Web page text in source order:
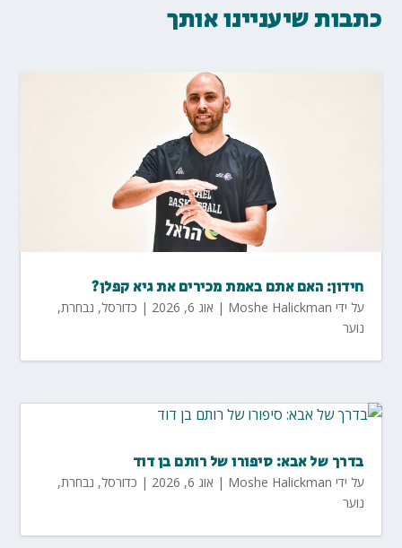
כתבות שיעניינו אותך
חידון: האם אתם באמת מכירים את גיא קפלן?
על ידי Moshe Halickman
| אוג 6, 2026 | כדורסל, נבחרת,
נוער
בדרך של אבא: סיפורו של רותם בן דוד
על ידי Moshe Halickman
| אוג 6, 2026 | כדורסל, נבחרת,
נוער